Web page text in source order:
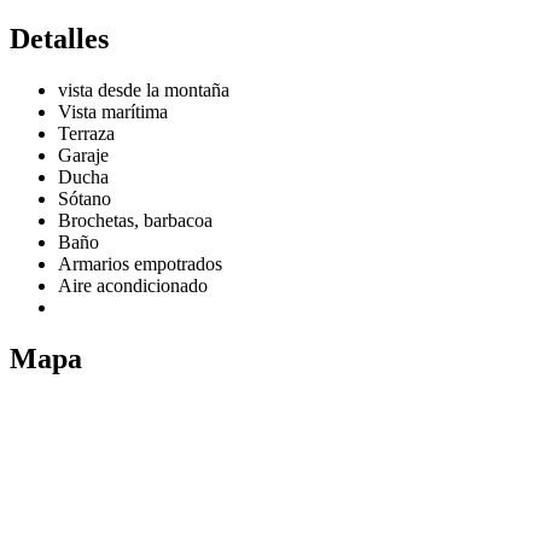
Detalles
vista desde la montaña
Vista marítima
Terraza
Garaje
Ducha
Sótano
Brochetas, barbacoa
Baño
Armarios empotrados
Aire acondicionado
Mapa